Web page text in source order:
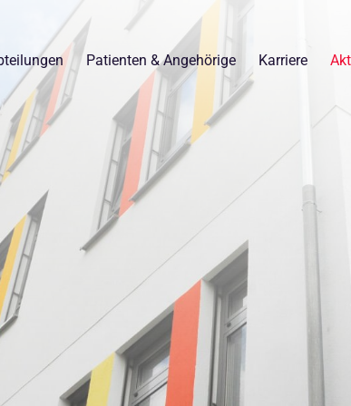
Patienten & Angehörige Karriere